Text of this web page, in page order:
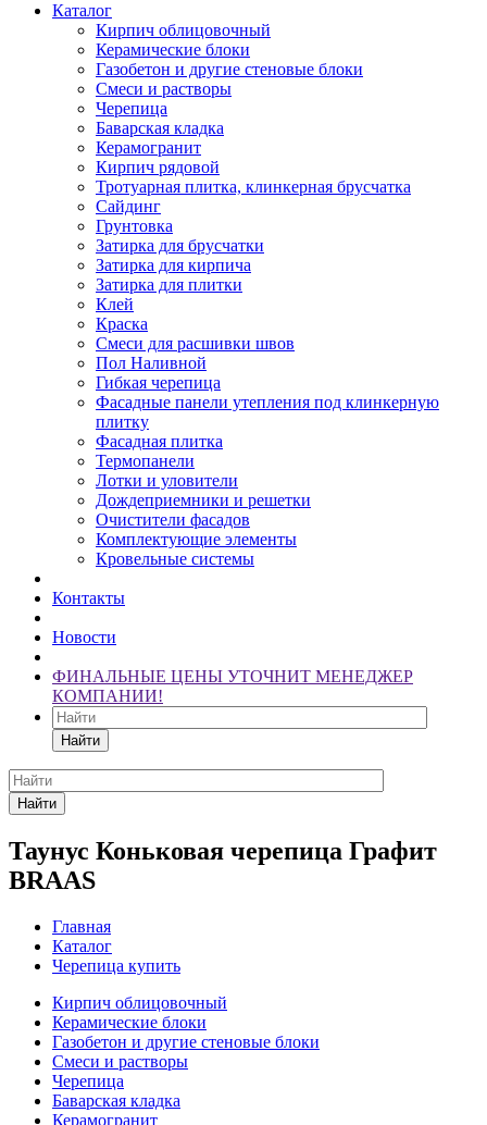
Каталог
Кирпич облицовочный
Керамические блоки
Газобетон и другие стеновые блоки
Смеси и растворы
Черепица
Баварская кладка
Керамогранит
Кирпич рядовой
Тротуарная плитка, клинкерная брусчатка
Сайдинг
Грунтовка
Затирка для брусчатки
Затирка для кирпича
Затирка для плитки
Клей
Краска
Смеси для расшивки швов
Пол Наливной
Гибкая черепица
Фасадные панели утепления под клинкерную
плитку
Фасадная плитка
Термопанели
Лотки и уловители
Дождеприемники и решетки
Очистители фасадов
Комплектующие элементы
Кровельные системы
Контакты
Новости
ФИНАЛЬНЫЕ ЦЕНЫ УТОЧНИТ МЕНЕДЖЕР
КОМПАНИИ!
Найти
Найти
Таунус Коньковая черепица Графит
BRAAS
Главная
Каталог
Черепица купить
Кирпич облицовочный
Керамические блоки
Газобетон и другие стеновые блоки
Смеси и растворы
Черепица
Баварская кладка
Керамогранит